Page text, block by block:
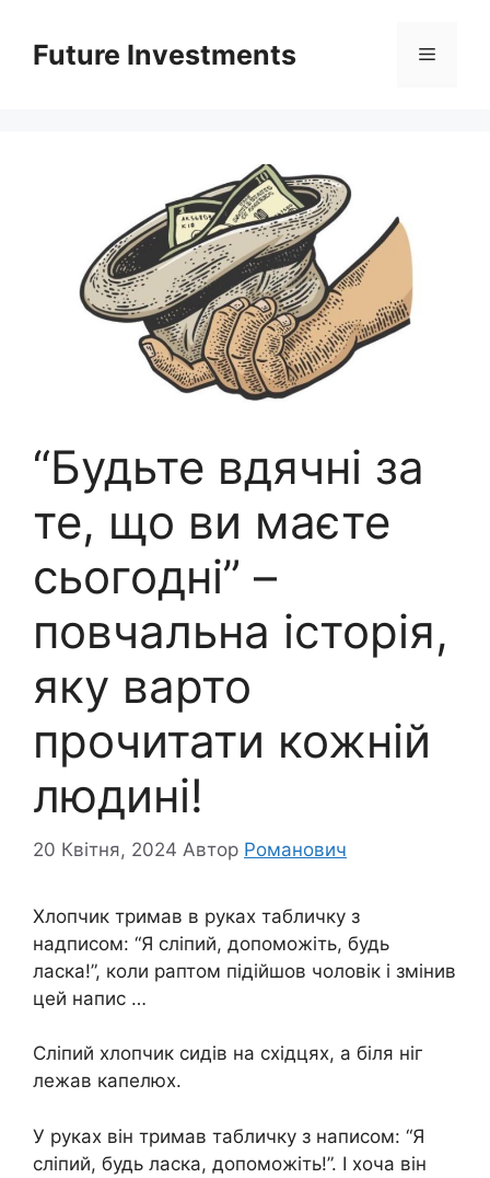
вмістуFuture Investments Меню
“Будьте вдячні за
те, що ви маєте
сьогодні” –
повчальна історія,
яку варто
прочитати кожній
людині!
20 Квітня, 2024 Автор Романович
Хлопчик тримав в руках табличку з
надписом: “Я сліпий, допоможіть, будь
ласка!”, коли раптом підійшов чоловік і змінив
цей напис …
Сліпий хлопчик сидів на східцях, а біля ніг
лежав капелюх.
У руках він тримав табличку з написом: “Я
сліпий, будь ласка, допоможіть!”. І хоча він